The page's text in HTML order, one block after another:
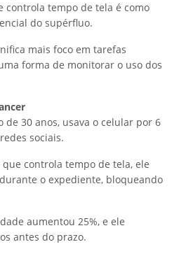
controla tempo de tela é como
do supérfluo.
mais foco em tarefas
forma de monitorar o uso dos
de 30 anos, usava o celular por 6
sociais.
controla tempo de tela, ele
o expediente, bloqueando
aumentou 25%, e ele
antes do prazo.